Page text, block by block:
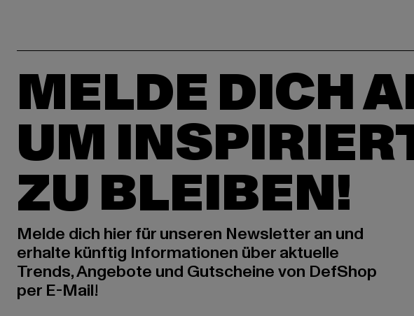
MELDE DICH
UM
ZU BLEIBEN!
Melde dich hier für unseren Newsletter an und
erhalte künftig Informationen über aktuelle
Trends, Angebote und Gutscheine von DefShop
per E-Mail!